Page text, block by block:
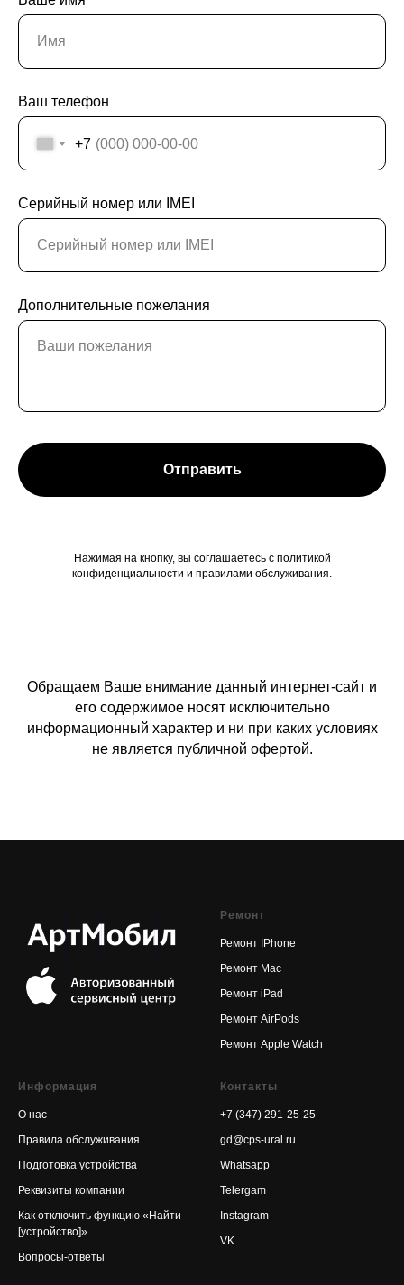
Ваш телефон
+7
Серийный номер или IMEI
Дополнительные пожелания
Отправить
Нажимая на кнопку, вы соглашаетесь c политикой
конфиденциальности и правилами обслуживания.
Обращаем Ваше внимание данный интернет-сайт и
его содержимое носят исключительно
информационный характер и ни при каких условиях
не является публичной офертой.
Ремонт
Ремонт IPhone
Ремонт Mac
Ремонт iPad
Ремонт AirPods
Ремонт Apple Watch
Информация
О нас
Правила обслуживания
Подготовка устройства
Реквизиты компании
Как отключить функцию «Найти
[устройство]»
Вопросы-ответы
Контакты
+7 (347) 291-25-25
gd@cps-ural.ru
Whatsapp
Telergam
Instagram
VK